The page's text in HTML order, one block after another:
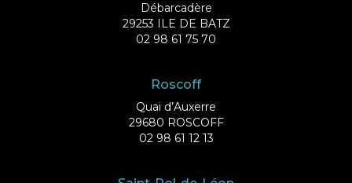
Débarcadère
29253 ILE DE BATZ
02 98 61 75 70
Roscoff
Quai d’Auxerre
29680 ROSCOFF
02 98 61 12 13